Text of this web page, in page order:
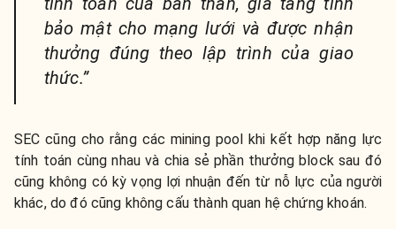
bảo mật cho mạng lưới và được nhận
thưởng đúng theo lập trình của giao
thức.”
SEC cũng cho rằng các mining pool khi kết hợp năng lực
tính toán cùng nhau và chia sẻ phần thưởng block sau đó
cũng không có kỳ vọng lợi nhuận đến từ nỗ lực của người
khác, do đó cũng không cấu thành quan hệ chứng khoán.